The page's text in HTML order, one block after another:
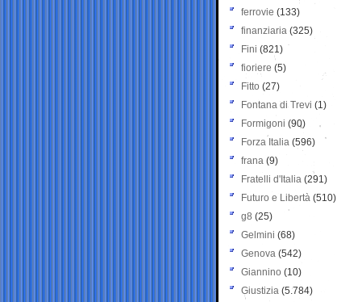
ferrovie (133)
finanziaria (325)
Fini (821)
fioriere (5)
Fitto (27)
Fontana di Trevi (1)
Formigoni (90)
Forza Italia (596)
frana (9)
Fratelli d'Italia (291)
Futuro e Libertà (510)
g8 (25)
Gelmini (68)
Genova (542)
Giannino (10)
Giustizia (5.784)